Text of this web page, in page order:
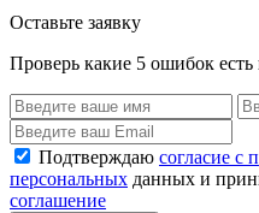
Оставьте заявку
Проверь какие 5 ошибок
Подтверждаю согласие с
персональных данных и
соглашение